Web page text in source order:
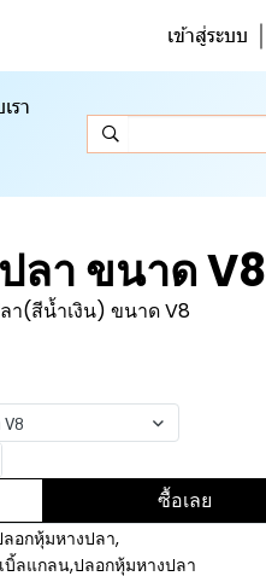
เข้าสู่ระบบ
รา
ลา ขนาด V8
า(สีน้ำเงิน) ขนาด V8
ซื้อเลย
อกหุ้มหางปลา,
บิ้ลแกลน,ปลอกหุ้มหางปลา